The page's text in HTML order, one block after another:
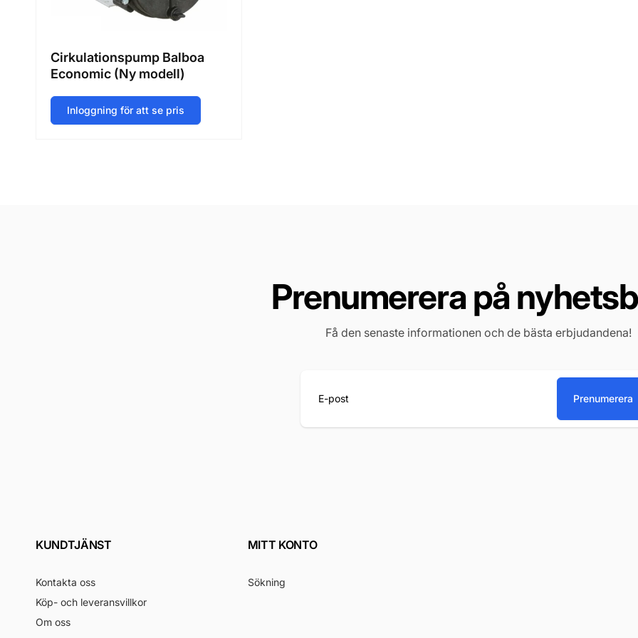
Cirkulationspump Balboa
Economic (Ny modell)
Inloggning för att se pris
Prenumerera på
Få den senaste informationen och de bästa erbjudandena!
E-
Prenumerera
KUNDTJÄNST
Kontakta oss
Köp- och leveransvillkor
Om oss
MITT KONTO
Sökning